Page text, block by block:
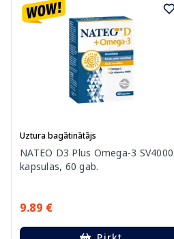
Uztura bagātinātājs
NATEO D3 Plus Omega-3 SV4000
kapsulas, 60 gab.
9.89 €